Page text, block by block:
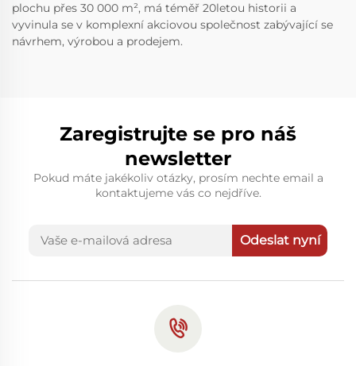
plochu přes 30 000 m², má téměř 20letou historii a
vyvinula se v komplexní akciovou společnost zabývající se
návrhem, výrobou a prodejem.
Zaregistrujte se pro náš
newsletter
Pokud máte jakékoliv otázky, prosím nechte email a
kontaktujeme vás co nejdříve.
Odeslat nyní